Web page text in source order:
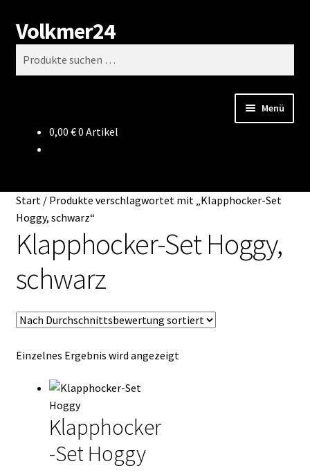
Zur
Navigation
springen
Zum
Inhalt
springen
Volkmer24
Suchen
Menü
Impressum
Datenschutz
Impressum
Kasse
Mein Konto
Vertrag widerrufen
0,00 €0 Artikel
Start/ Produkte verschlagwortet mit „Klapphocker-Set
Hoggy, schwarz“
Klapphocker-Set Hoggy,
schwarz
Einzelnes Ergebnis wird angezeigt
Klapphocker
-Set Hoggy